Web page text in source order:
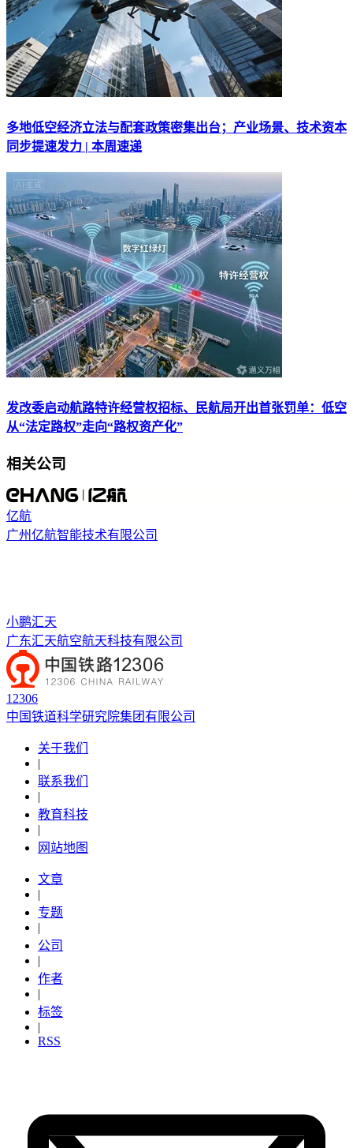
多地低空经济立法与配套政策密集出台；产业场景、技术资本
同步提速发力 | 本周速递
发改委启动航路特许经营权招标、民航局开出首张罚单：低空
从“法定路权”走向“路权资产化”
相关公司
亿航
广州亿航智能技术有限公司
小鹏汇天
广东汇天航空航天科技有限公司
12306
中国铁道科学研究院集团有限公司
关于我们
|
联系我们
|
教育科技
|
网站地图
文章
|
专题
|
公司
|
作者
|
标签
|
RSS